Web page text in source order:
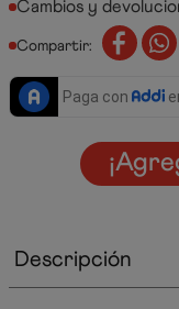
Cambios y
Compartir:
Descripción